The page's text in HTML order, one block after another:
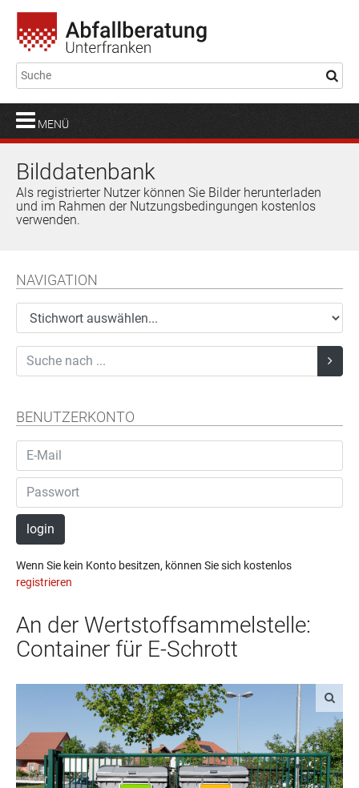
MENÜ
Bilddatenbank
Als registrierter Nutzer können Sie Bilder herunterladen
und im Rahmen der Nutzungsbedingungen kostenlos
verwenden.
NAVIGATION
BENUTZERKONTO
login
Wenn Sie kein Konto besitzen, können Sie sich kostenlos
registrieren
An der Wertstoffsammelstelle:
Container für E-Schrott